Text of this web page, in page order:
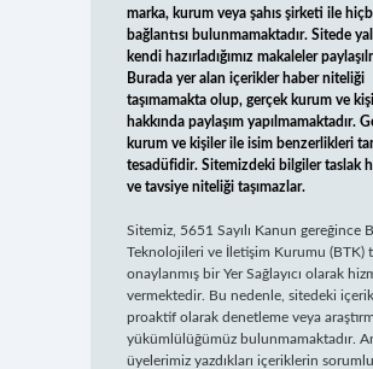
marka, kurum veya şahıs şirketi ile
bağlantısı bulunmamaktadır. Sitede
kendi hazırladığımız makaleler
Burada yer alan içerikler haber niteliği
taşımamakta olup, gerçek kurum ve
hakkında paylaşım yapılmamaktadır.
kurum ve kişiler ile isim benzerlikleri
tesadüfidir. Sitemizdeki bilgiler taslak
ve tavsiye niteliği taşımazlar.
Sitemiz, 5651 Sayılı Kanun gereğince
Teknolojileri ve İletişim Kurumu (BTK)
onaylanmış bir Yer Sağlayıcı olarak
vermektedir. Bu nedenle, sitedeki
proaktif olarak denetleme veya
yükümlülüğümüz bulunmamaktadır.
üyelerimiz yazdıkları içeriklerin